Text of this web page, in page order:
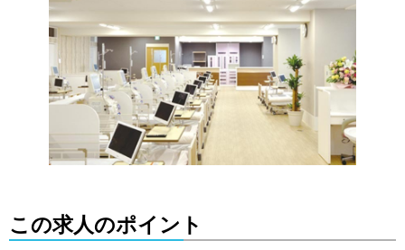
この求人のポイント